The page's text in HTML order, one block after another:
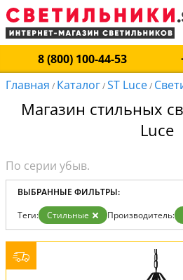
8 (800) 100-44-53
Главная / Каталог/ST Luce/
Магазин стильных
Luce
ВЫБРАННЫЕ ФИЛЬТРЫ:
Теги: Стильные Производитель:
Вид:
Светильники